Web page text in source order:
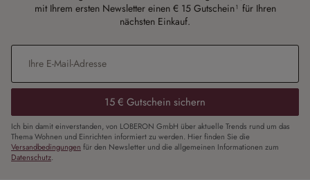
mit Ihrem ersten Newsletter einen € 15 Gutschein¹ für Ihren
nächsten Einkauf.
E-Mail-Adresse*
15 € Gutschein sichern
Ich bin damit einverstanden, von LOBERON GmbH über aktuelle Trends rund um das
Thema Wohnen und Einrichten informiert zu werden. Hier finden Sie die
Versandbedingungen für den Newsletter und die allgemeinen Informationen zum
Datenschutz.